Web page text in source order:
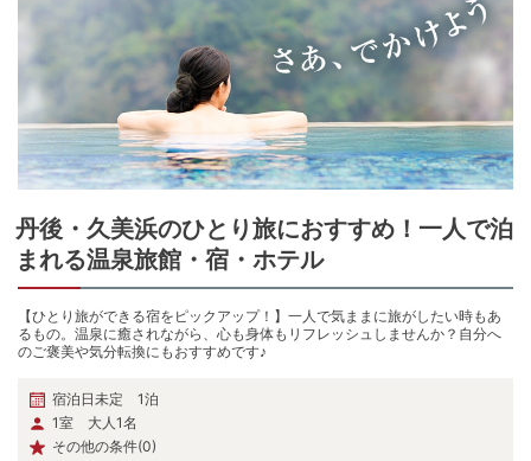
丹後・久美浜のひとり旅におすすめ！一人で泊
まれる温泉旅館・宿・ホテル
【ひとり旅ができる宿をピックアップ！】一人で気ままに旅がしたい時もあ
るもの。温泉に癒されながら、心も身体もリフレッシュしませんか？自分へ
のご褒美や気分転換にもおすすめです♪
宿泊日未定 1泊
1室 大人1名
その他の条件(0)